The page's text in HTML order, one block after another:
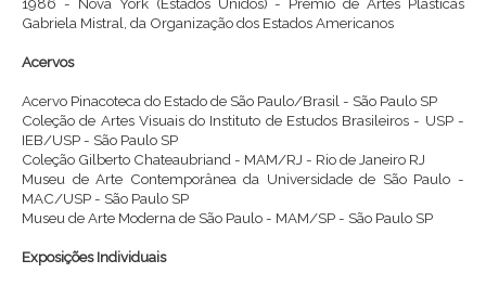
Gabriela Mistral, da Organização dos Estados Americanos
Acervos
Acervo Pinacoteca do Estado de São Paulo/Brasil - São Paulo SP
Coleção de Artes Visuais do Instituto de Estudos Brasileiros - USP -
IEB/USP - São Paulo SP
Coleção Gilberto Chateaubriand - MAM/RJ - Rio de Janeiro RJ
Museu de Arte Contemporânea da Universidade de São Paulo -
MAC/USP - São Paulo SP
Museu de Arte Moderna de São Paulo - MAM/SP - São Paulo SP
Exposições Individuais